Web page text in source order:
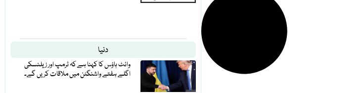
دنیا
وائٹ ہاؤس کا کہنا ہے کہ ٹرمپ اور زیلنسکی
اگلے ہفتے واشنگٹن میں ملاقات کریں گے۔